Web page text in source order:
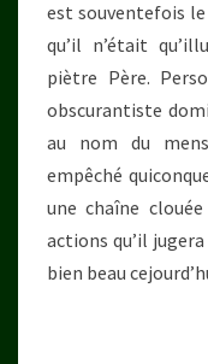
est souventefois le
qu’il n’était
piètre Père.
obscurantiste
au nom du
empêché
une chaîne
actions qu’il
bien beau